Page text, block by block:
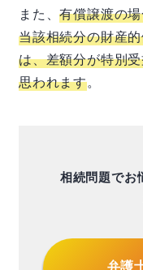
また、有償譲渡の
当該相続分の財産
は、差額分が特別
思われます。
相続問題でお
弁護